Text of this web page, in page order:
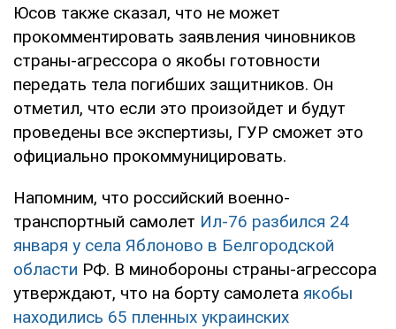
Юсов также сказал, что не может
прокомментировать заявления чиновников
страны-агрессора о якобы готовности
передать тела погибших защитников. Он
отметил, что если это произойдет и будут
проведены все экспертизы, ГУР сможет это
официально прокоммуницировать.
Напомним, что российский военно-
транспортный самолет Ил-76 разбился 24
января у села Яблоново в Белгородской
области РФ. В минобороны страны-агрессора
утверждают, что на борту самолета якобы
находились 65 пленных украинских